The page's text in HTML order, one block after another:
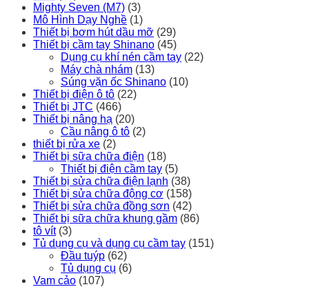
Mighty Seven (M7) (3)
Mô Hình Dạy Nghề (1)
Thiết bị bơm hút dầu mỡ (29)
Thiết bị cầm tay Shinano (45)
Dụng cụ khí nén cầm tay (22)
Máy chà nhám (13)
Súng vặn ốc Shinano (10)
Thiết bị điện ô tô (22)
Thiết bị JTC (466)
Thiết bị nâng hạ (20)
Cầu nâng ô tô (2)
thiết bị rửa xe (2)
Thiết bị sữa chữa điện (18)
Thiết bị điện cầm tay (5)
Thiết bị sửa chữa điện lạnh (38)
Thiết bị sửa chữa động cơ (158)
Thiết bị sửa chữa đồng sơn (42)
Thiết bị sữa chữa khung gầm (86)
tô vít (3)
Tủ dụng cụ và dụng cụ cầm tay (151)
Đầu tuýp (62)
Tủ dụng cụ (6)
Vam cảo (107)